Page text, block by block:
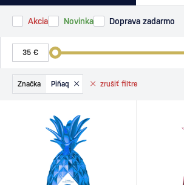
Akcia Novinka Doprava zadarmo
zrušiť filtre
Značka Piñaq